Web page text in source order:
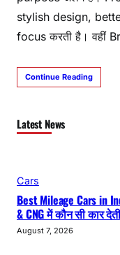
stylish design,
focus करती है। वहीं
Continue Reading
Latest News
Cars
Best Mileage Cars in
& CNG में कौन सी कार
August 7, 2026